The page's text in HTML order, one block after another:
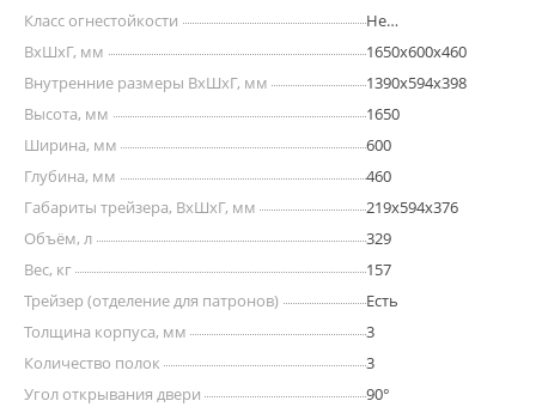
Класс огнестойкости
Не
ВхШхГ, мм
1650х600х460
Внутренние размеры ВхШхГ, мм
1390x594x398
Высота, мм
1650
Ширина, мм
600
Глубина, мм
460
Габариты трейзера, ВхШхГ, мм
219х594х376
Объём, л
329
Вес, кг
157
Трейзер (отделение для патронов)
Есть
Толщина корпуса, мм
3
Количество полок
3
Угол открывания двери
90°